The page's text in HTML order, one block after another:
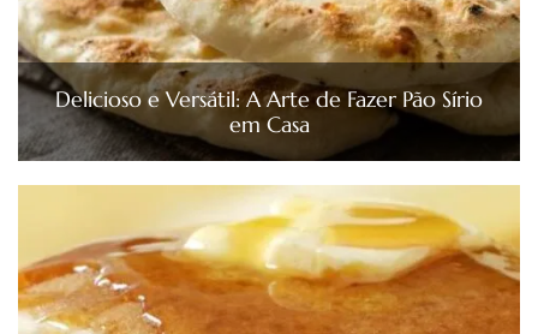
Delicioso e Versátil: A Arte de Fazer Pão Sírio
em Casa